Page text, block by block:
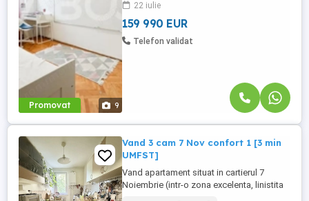
Promovat 9
Grigorescu, aflat la etajul 4 intr -un imobil
tip bloc cu regim de inaltime ...
22 iulie
159 990 EUR
Telefon validat
Vand 3 cam 7 Nov confort 1 [3 min
UMFST]
Vand apartament situat in cartierul 7
Noiembrie (intr-o zona excelenta, linistita